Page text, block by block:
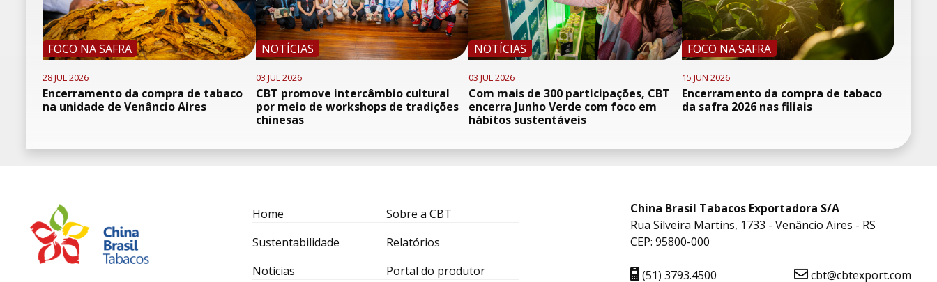
FOCO NA SAFRA
28 JUL 2026
Encerramento da compra de tabaco
na unidade de Venâncio Aires
NOTÍCIAS
03 JUL 2026
CBT promove intercâmbio cultural
por meio de workshops de tradições
chinesas
NOTÍCIAS
03 JUL 2026
Com mais de 300 participações, CBT
encerra Junho Verde com foco em
hábitos sustentáveis
FOCO NA SAFRA
15 JUN 2026
Encerramento da compra de tabaco
da safra 2026 nas filiais
Home
Sobre a CBT
Sustentabilidade
Relatórios
Notícias
Portal do produtor
China Brasil Tabacos Exportadora S/A
Rua Silveira Martins, 1733 - Venâncio Aires - RS
CEP: 95800-000
(51) 3793.4500 cbt@cbtexport.com